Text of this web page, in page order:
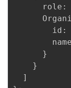
role:
id:
      }
    }
  ]